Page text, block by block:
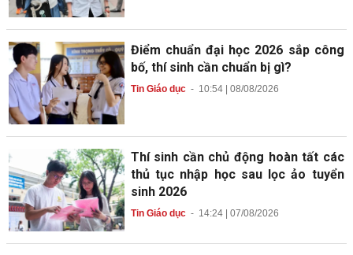
Điểm chuẩn đại học 2026 sắp công
bố, thí sinh cần chuẩn bị gì?
Tin Giáo dục- 10:54 | 08/08/2026
Thí sinh cần chủ động hoàn tất các
thủ tục nhập học sau lọc ảo tuyển
sinh 2026
Tin Giáo dục- 14:24 | 07/08/2026